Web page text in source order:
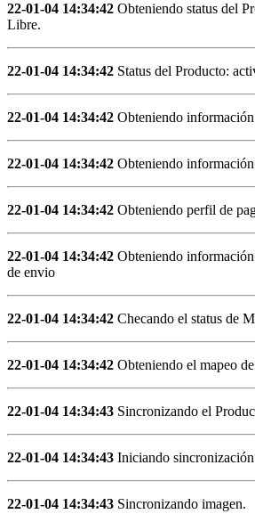
22-01-04 14:34:42 Obteniendo status del
Libre.
22-01-04 14:34:42 Status del Producto:
22-01-04 14:34:42 Obteniendo
22-01-04 14:34:42 Obteniendo
22-01-04 14:34:42 Obteniendo perfil de
22-01-04 14:34:42 Obteniendo
de envio
22-01-04 14:34:42 Checando el status de
22-01-04 14:34:42 Obteniendo el mapeo
22-01-04 14:34:43 Sincronizando el
22-01-04 14:34:43 Iniciando sincronización
22-01-04 14:34:43 Sincronizando imagen.